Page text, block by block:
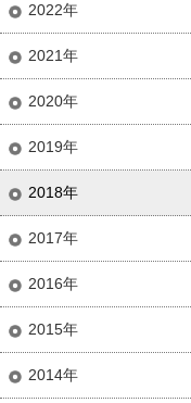
2022年
2021年
2020年
2019年
2018年
2017年
2016年
2015年
2014年